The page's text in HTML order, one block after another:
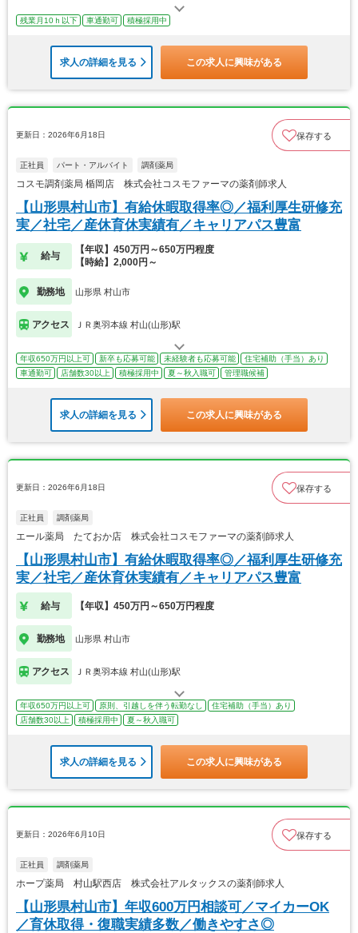
残業月10ｈ以下 車通勤可 積極採用中
求人の詳細を見る この求人に興味がある
更新日：2026年6月18日 保存する
正社員 パート・アルバイト 調剤薬局
コスモ調剤薬局 楯岡店 株式会社コスモファーマの薬剤師求人
【山形県村山市】有給休暇取得率◎／福利厚生研修充
実／社宅／産休育休実績有／キャリアパス豊富
給与
【年収】450万円～650万円程度
【時給】2,000円～
勤務地 山形県 村山市
アクセス ＪＲ奥羽本線 村山(山形)駅
年収650万円以上可 新卒も応募可能 未経験者も応募可能
住宅補助（手当）あり
車通勤可
店舗数30以上 積極採用中 夏～秋入職可 管理職候補
求人の詳細を見る この求人に興味がある
更新日：2026年6月18日 保存する
正社員 調剤薬局
エール薬局 たておか店 株式会社コスモファーマの薬剤師求人
【山形県村山市】有給休暇取得率◎／福利厚生研修充
実／社宅／産休育休実績有／キャリアパス豊富
給与 【年収】450万円～650万円程度
勤務地 山形県 村山市
アクセス ＪＲ奥羽本線 村山(山形)駅
年収650万円以上可 原則、引越しを伴う転勤なし
住宅補助（手当）あり
店舗数30以上
積極採用中 夏～秋入職可
求人の詳細を見る この求人に興味がある
更新日：2026年6月10日 保存する
正社員 調剤薬局
ホープ薬局 村山駅西店 株式会社アルタックスの薬剤師求人
【山形県村山市】年収600万円相談可／マイカーOK
／育休取得・復職実績多数／働きやすさ◎